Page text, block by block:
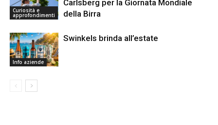
Curiosità e
approfondimenti
Carlsberg per la Giornata Mondiale
della Birra
Info aziende
Swinkels brinda all’estate